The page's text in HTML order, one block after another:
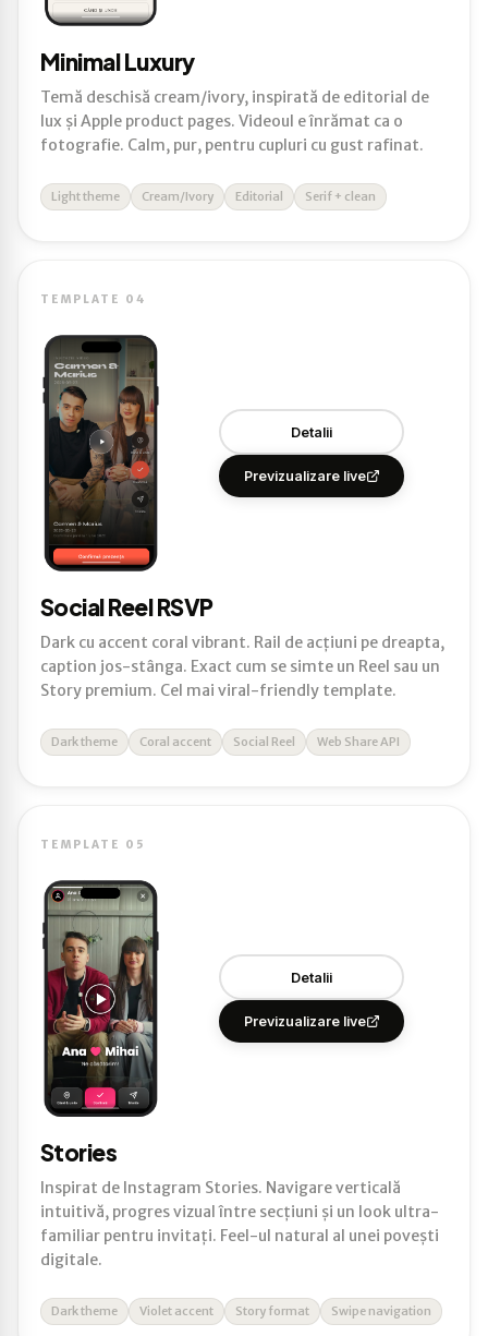
Minimal Luxury
Temă deschisă cream/ivory, inspirată de editorial de
lux și Apple product pages. Videoul e înrămat ca o
fotografie. Calm, pur, pentru cupluri cu gust rafinat.
Light theme Cream/Ivory Editorial Serif + clean
TEMPLATE 04
Social Reel RSVP
Dark cu accent coral vibrant. Rail de acțiuni pe dreapta,
caption jos-stânga. Exact cum se simte un Reel sau un
Story premium. Cel mai viral-friendly template.
Dark theme Coral accent Social Reel Web Share API
Detalii
Previzualizare live
TEMPLATE 05
Stories
Inspirat de Instagram Stories. Navigare verticală
intuitivă, progres vizual între secțiuni și un look ultra-
familiar pentru invitați. Feel-ul natural al unei povești
digitale.
Dark theme Violet accent Story format Swipe navigation
Detalii
Previzualizare live